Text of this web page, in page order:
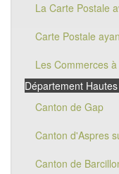
La Carte Postale
Carte Postale
Les Commerces
Département
Canton de Gap
Canton d'Aspres
Canton de